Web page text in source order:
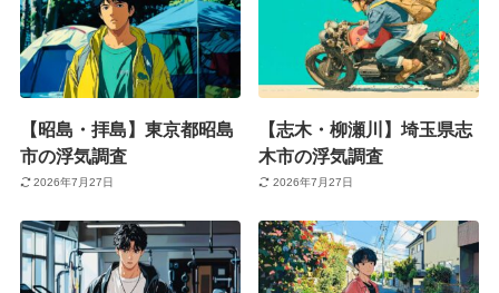
【昭島・拝島】東京都昭島
市の浮気調査
2026年7月27日
【志木・柳瀬川】埼玉県志
木市の浮気調査
2026年7月27日